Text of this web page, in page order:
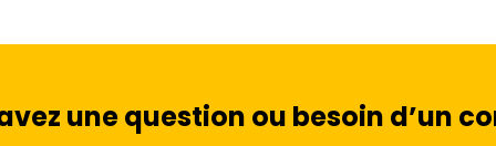
une question ou besoin d’un